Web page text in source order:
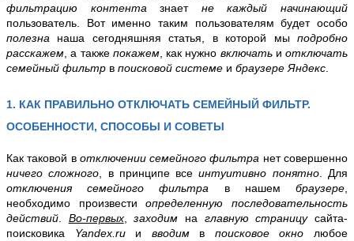
фильтрацию контента знает не каждый начинающий
пользователь. Вот именно таким пользователям будет особо
полезна наша сегодняшняя статья, в которой мыподробно
расскажем , а также покажем, как нужно включать и отключать
семейный фильтр в поисковой системе и браузере Яндекс
1. КАК ПРАВИЛЬНО ОТКЛЮЧАТЬ СЕМЕЙНЫЙ ФИЛЬТР.
ОСОБЕННОСТИ, СПОСОБЫ И СОВЕТЫ
Как таковой в отключении семейного фильтра нет совершенно
ничего сложного, в принципе всеинтуитивно понятно. Для
отключения семейного фильтра в нашембраузере,
необходимо произвестиопределенную последовательность
действий. Во-первых,заходим на главную страницусайта-
поисковика Yandex.ruи вводим в поисковое окно любое